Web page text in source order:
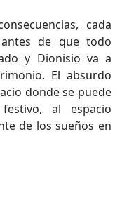
cada
de que todo
y Dionisio va a
El absurdo
donde se puede
al espacio
de los sueños en